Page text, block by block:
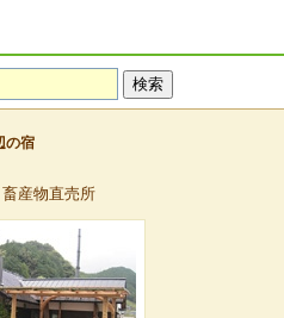
の宿
産物直売所